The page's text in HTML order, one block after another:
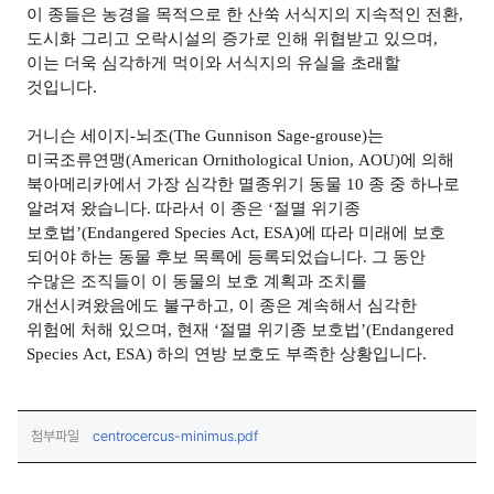
이 종들은 농경을 목적으로 한 산쑥 서식지의 지속적인 전환,
도시화 그리고 오락시설의 증가로 인해 위협받고 있으며,
이는 더욱 심각하게 먹이와 서식지의 유실을 초래할
것입니다.
거니슨 세이지-뇌조(The Gunnison Sage-grouse)는
미국조류연맹(American Ornithological Union, AOU)에 의해
북아메리카에서 가장 심각한 멸종위기 동물 10 종 중 하나로
알려져 왔습니다. 따라서 이 종은 ‘절멸 위기종
보호법’(Endangered Species Act, ESA)에 따라 미래에 보호
되어야 하는 동물 후보 목록에 등록되었습니다. 그 동안
수많은 조직들이 이 동물의 보호 계획과 조치를
개선시켜왔음에도 불구하고, 이 종은 계속해서 심각한
위험에 처해 있으며, 현재 ‘절멸 위기종 보호법’(Endangered
Species Act, ESA) 하의 연방 보호도 부족한 상황입니다.
첨부파일 centrocercus-minimus.pdf(다운로드)